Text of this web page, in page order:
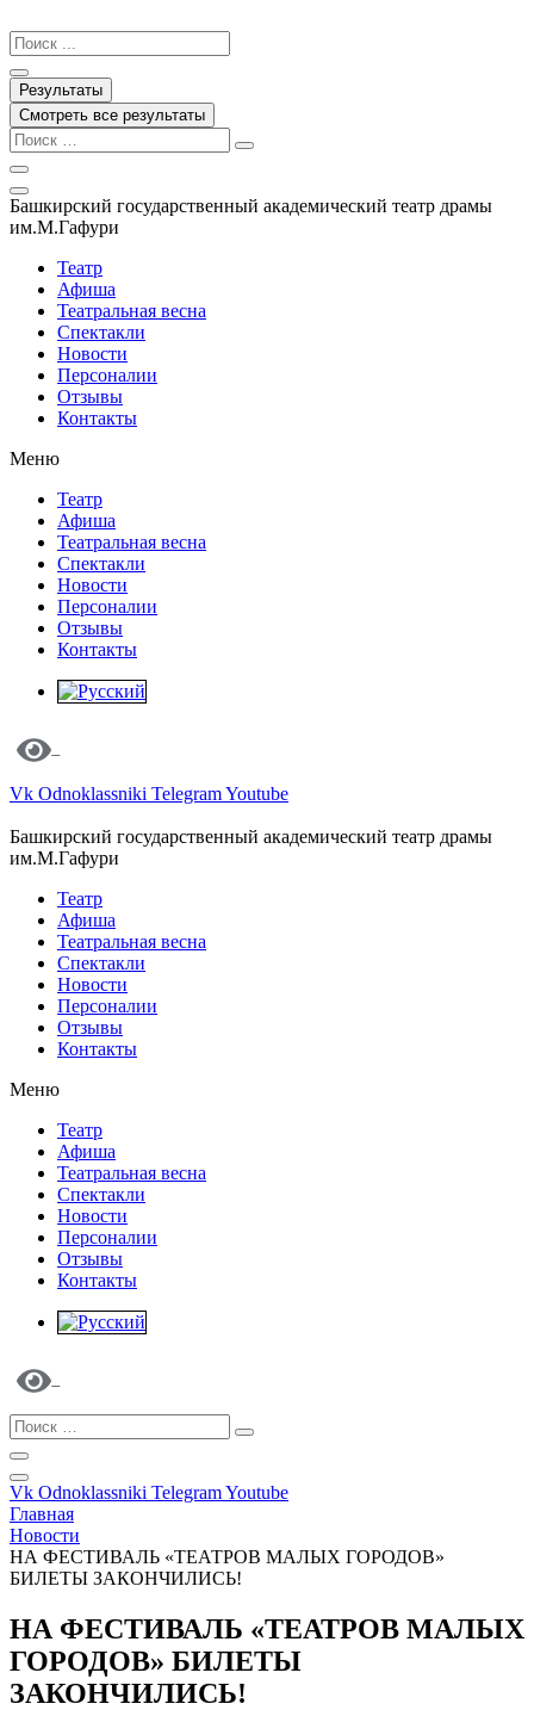
к
содержимому
Search
...
Результаты
Смотреть все результаты
Башкирский государственный академический театр драмы
им.М.Гафури
Театр
Афиша
Театральная весна
Спектакли
Новости
Персоналии
Отзывы
Контакты
Меню
Театр
Афиша
Театральная весна
Спектакли
Новости
Персоналии
Отзывы
Контакты
Vk Odnoklassniki TelegramYoutube
Башкирский государственный академический театр драмы
им.М.Гафури
Театр
Афиша
Театральная весна
Спектакли
Новости
Персоналии
Отзывы
Контакты
Меню
Театр
Афиша
Театральная весна
Спектакли
Новости
Персоналии
Отзывы
Контакты
Vk Odnoklassniki TelegramYoutube
Главная
Новости
НА ФЕСТИВАЛЬ «ТЕАТРОВ МАЛЫХ ГОРОДОВ»
БИЛЕТЫ ЗАКОНЧИЛИСЬ!
НА ФЕСТИВАЛЬ «ТЕАТРОВ МАЛЫХ
ГОРОДОВ» БИЛЕТЫ
ЗАКОНЧИЛИСЬ!